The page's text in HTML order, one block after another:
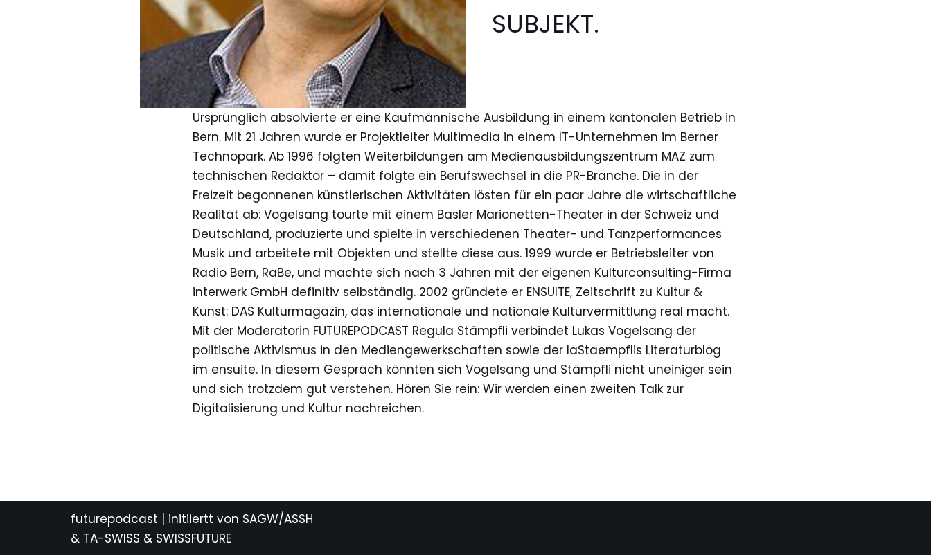
SUBJEKT.
Ursprünglich absolvierte er eine Kaufmännische Ausbildung in einem kantonalen Betrieb in
Bern. Mit 21 Jahren wurde er Projektleiter Multimedia in einem IT-Unternehmen im Berner
Technopark. Ab 1996 folgten Weiterbildungen am Medienausbildungszentrum MAZ zum
technischen Redaktor – damit folgte ein Berufswechsel in die PR-Branche. Die in der
Freizeit begonnenen künstlerischen Aktivitäten lösten für ein paar Jahre die wirtschaftliche
Realität ab: Vogelsang tourte mit einem Basler Marionetten-Theater in der Schweiz und
Deutschland, produzierte und spielte in verschiedenen Theater- und Tanzperformances
Musik und arbeitete mit Objekten und stellte diese aus. 1999 wurde er Betriebsleiter von
Radio Bern, RaBe, und machte sich nach 3 Jahren mit der eigenen Kulturconsulting-Firma
interwerk GmbH definitiv selbständig. 2002 gründete er ENSUITE, Zeitschrift zu Kultur &
Kunst: DAS Kulturmagazin, das internationale und nationale Kulturvermittlung real macht.
Mit der Moderatorin FUTUREPODCAST Regula Stämpfli verbindet Lukas Vogelsang der
politische Aktivismus in den Mediengewerkschaften sowie der laStaempflis Literaturblog
im ensuite. In diesem Gespräch könnten sich Vogelsang und Stämpfli nicht uneiniger sein
und sich trotzdem gut verstehen. Hören Sie rein: Wir werden einen zweiten Talk zur
Digitalisierung und Kultur nachreichen.
futurepodcast | initiiertt von SAGW/ASSH
& TA-SWISS & SWISSFUTURE